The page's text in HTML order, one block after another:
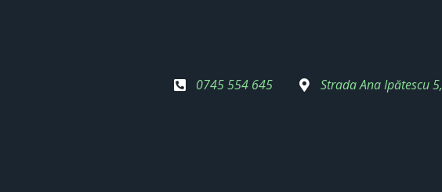
0745 554 645 Strada Ana Ipătescu